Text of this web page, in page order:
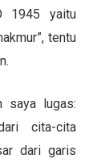
1945 yaitu
tentu
saya lugas:
cita-cita
dari garis